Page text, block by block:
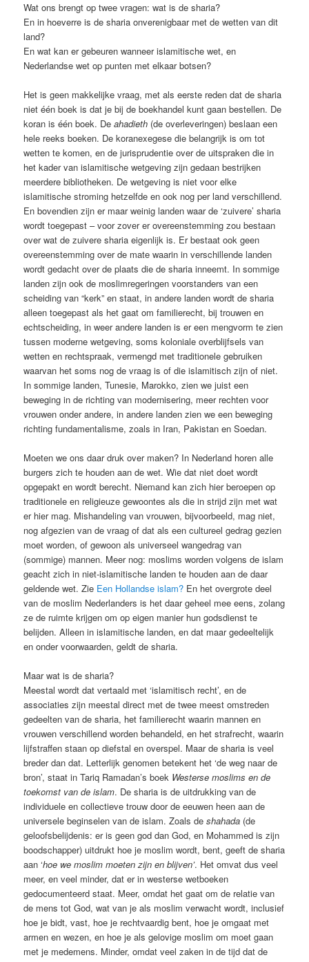
Wat ons brengt op twee vragen: wat is de sharia?
En in hoeverre is de sharia onverenigbaar met de wetten van dit
land?
En wat kan er gebeuren wanneer islamitische wet, en
Nederlandse wet op punten met elkaar botsen?
Het is geen makkelijke vraag, met als eerste reden dat de sharia
niet één boek is dat je bij de boekhandel kunt gaan bestellen. De
koran is één boek. Deahadieth (de overleveringen) beslaan een
hele reeks boeken. De koranexegese die belangrijk is om tot
wetten te komen, en de jurisprudentie over de uitspraken die in
het kader van islamitische wetgeving zijn gedaan bestrijken
meerdere bibliotheken. De wetgeving is niet voor elke
islamitische stroming hetzelfde en ook nog per land verschillend.
En bovendien zijn er maar weinig landen waar de ‘zuivere’ sharia
wordt toegepast – voor zover er overeenstemming zou bestaan
over wat de zuivere sharia eigenlijk is. Er bestaat ook geen
overeenstemming over de mate waarin in verschillende landen
wordt gedacht over de plaats die de sharia inneemt. In sommige
landen zijn ook de moslimregeringen voorstanders van een
scheiding van “kerk” en staat, in andere landen wordt de sharia
alleen toegepast als het gaat om familierecht, bij trouwen en
echtscheiding, in weer andere landen is er een mengvorm te zien
tussen moderne wetgeving, soms koloniale overblijfsels van
wetten en rechtspraak, vermengd met traditionele gebruiken
waarvan het soms nog de vraag is of die islamitisch zijn of niet.
In sommige landen, Tunesie, Marokko, zien we juist een
beweging in de richting van modernisering, meer rechten voor
vrouwen onder andere, in andere landen zien we een beweging
richting fundamentalisme, zoals in Iran, Pakistan en Soedan.
Moeten we ons daar druk over maken? In Nederland horen alle
burgers zich te houden aan de wet. Wie dat niet doet wordt
opgepakt en wordt berecht. Niemand kan zich hier beroepen op
traditionele en religieuze gewoontes als die in strijd zijn met wat
er hier mag. Mishandeling van vrouwen, bijvoorbeeld, mag niet,
nog afgezien van de vraag of dat als een cultureel gedrag gezien
moet worden, of gewoon als universeel wangedrag van
(sommige) mannen. Meer nog: moslims worden volgens de islam
geacht zich in niet-islamitische landen te houden aan de daar
geldende wet. Zie Een Hollandse islam? En het overgrote deel
van de moslim Nederlanders is het daar geheel mee eens, zolang
ze de ruimte krijgen om op eigen manier hun godsdienst te
belijden. Alleen in islamitische landen, en dat maar gedeeltelijk
en onder voorwaarden, geldt de sharia.
Maar wat is de sharia?
Meestal wordt dat vertaald met ‘islamitisch recht’, en de
associaties zijn meestal direct met de twee meest omstreden
gedeelten van de sharia, het familierecht waarin mannen en
vrouwen verschillend worden behandeld, en het strafrecht, waarin
lijfstraffen staan op diefstal en overspel. Maar de sharia is veel
breder dan dat. Letterlijk genomen betekent het ‘de weg naar de
bron’, staat in Tariq Ramadan’s boek Westerse moslims en de
toekomst van de islam. De sharia is de uitdrukking van de
individuele en collectieve trouw door de eeuwen heen aan de
universele beginselen van de islam. Zoals deshahada (de
geloofsbelijdenis: er is geen god dan God, en Mohammed is zijn
boodschapper) uitdrukt hoe je moslim wordt, bent, geeft de sharia
aan ‘hoe we moslim moeten zijn en blijven’. Het omvat dus veel
meer, en veel minder, dat er in westerse wetboeken
gedocumenteerd staat. Meer, omdat het gaat om de relatie van
de mens tot God, wat van je als moslim verwacht wordt, inclusief
hoe je bidt, vast, hoe je rechtvaardig bent, hoe je omgaat met
armen en wezen, en hoe je als gelovige moslim om moet gaan
met je medemens. Minder, omdat veel zaken in de tijd dat de